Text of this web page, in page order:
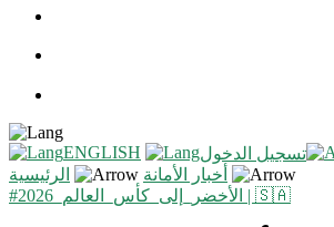
ENGLISH
تسجيل الدخول
الرئيسية
أخبار الأمانة
#الأخضر_إلى_كأس_العالم_2026 | 🇸🇦